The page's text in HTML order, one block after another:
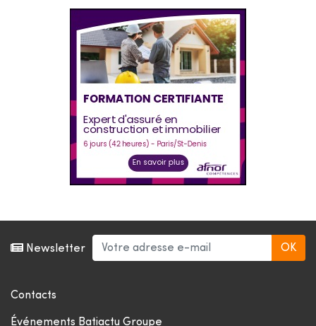
Newsletter
Contacts
Événements Batiactu Groupe